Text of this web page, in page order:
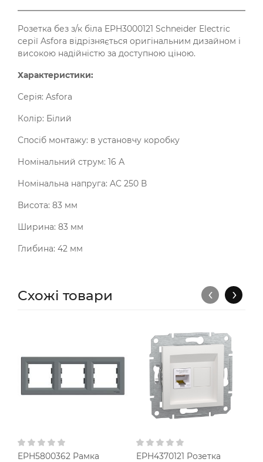
Розетка без з/к біла EPH3000121 Schneider Electric
серії Asfora відрізняється оригінальним дизайном і
високою надійністю за доступною ціною.
Характеристики:
Серія: Asfora
Колір: Білий
Спосіб монтажу: в установчу коробку
Номінальний струм: 16 А
Номінальна напруга: AC 250 В
Висота: 83 мм
Ширина: 83 мм
Глибина: 42 мм
Схожі товари
EPH5800362 Рамка
EPH4370121 Розетка
‹ ›